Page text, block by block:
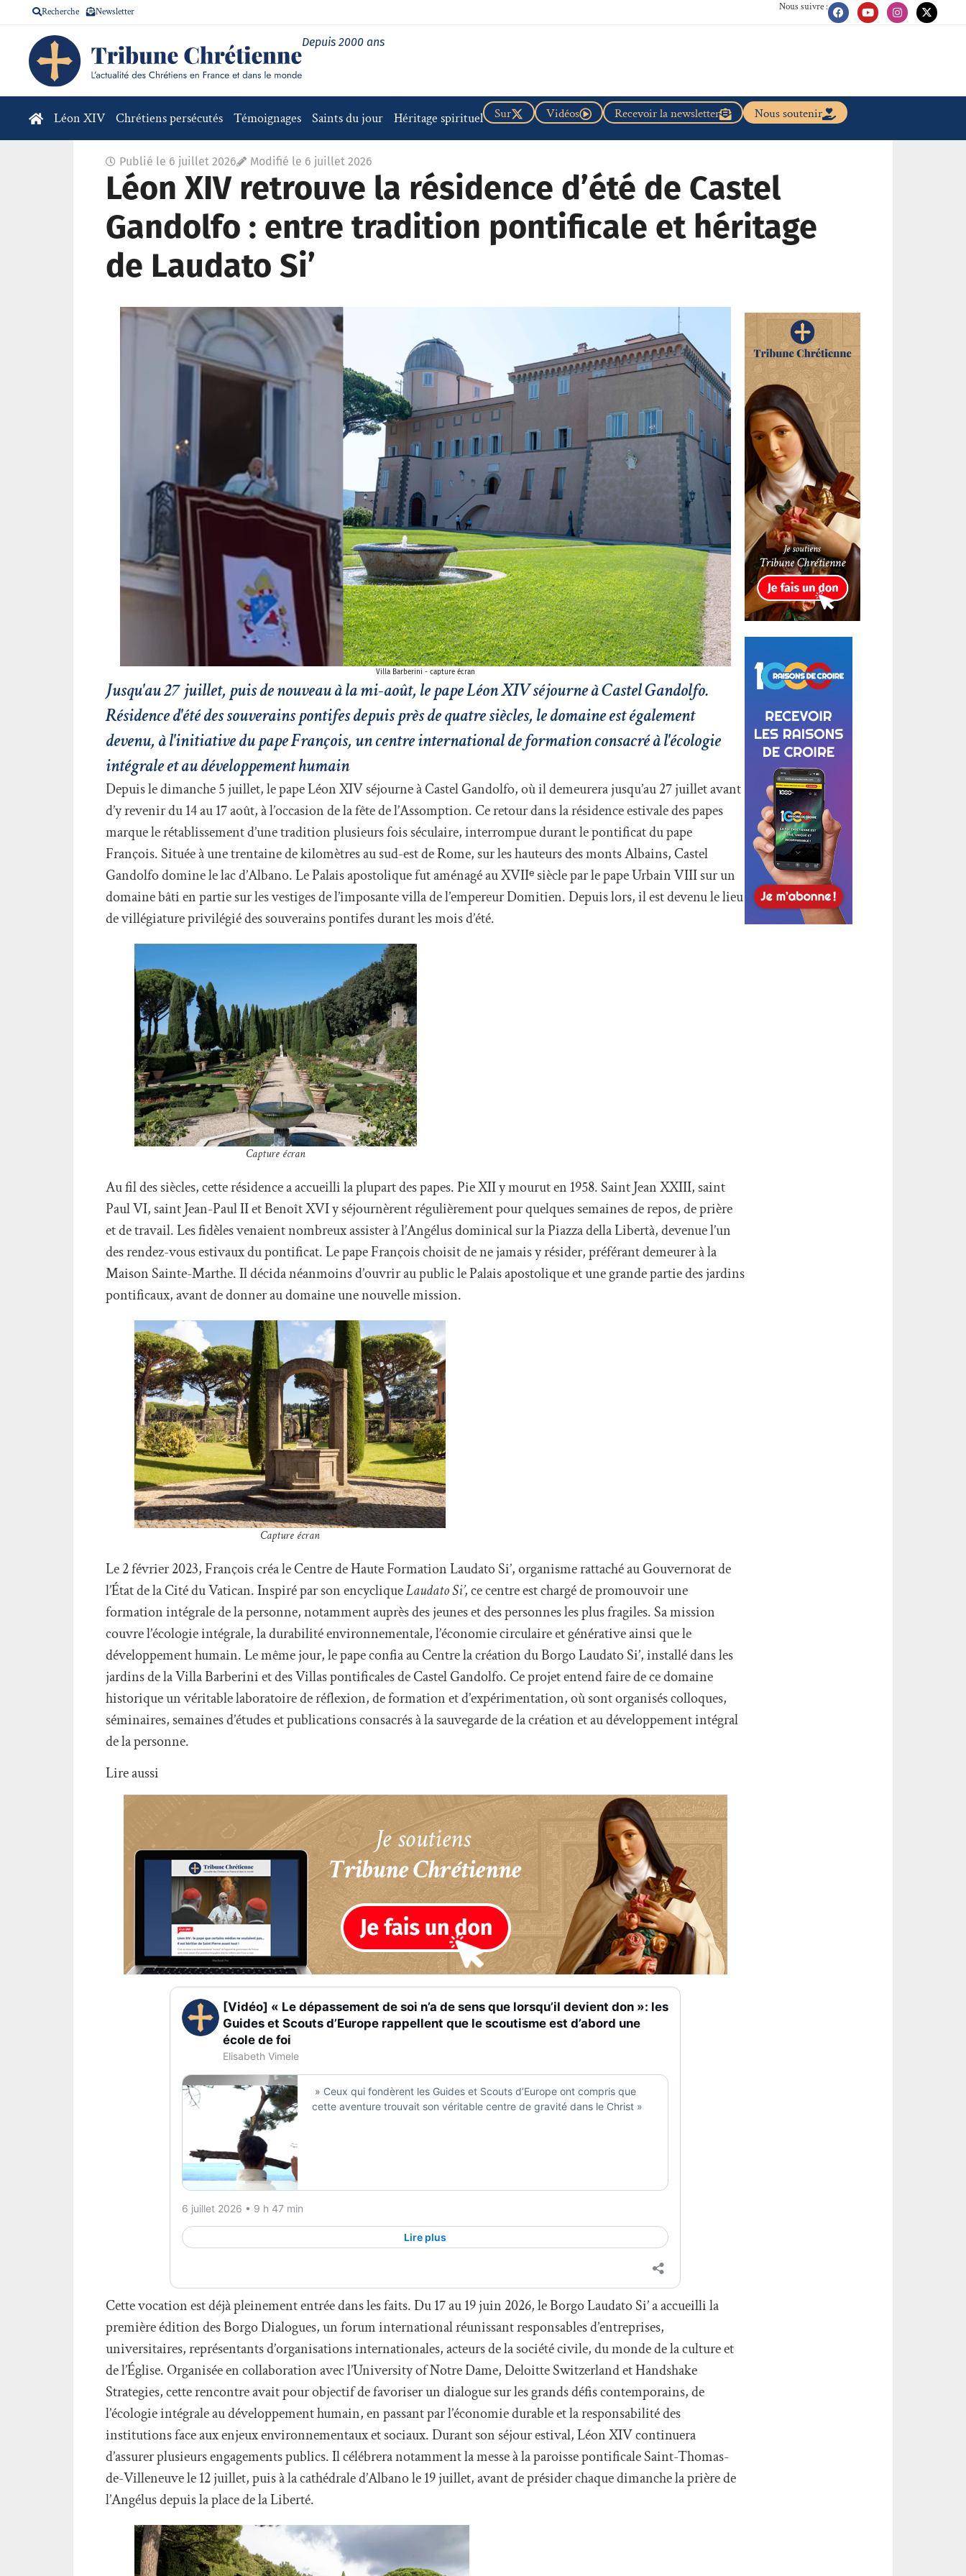
Recherche Newsletter Nous suivre :
Depuis 2000 ans
Léon XIV Chrétiens persécutés Témoignages Saints du jour Héritage spirituel Nous soutenir
Recevoir la newsletter
Vidéos
Sur
Publié le 6 juillet 2026 Modifié le 6 juillet 2026
Léon XIV retrouve la résidence d’été de Castel
Gandolfo : entre tradition pontificale et héritage
de Laudato Si’
Villa Barberini - capture écran
Jusqu'au 27 juillet, puis de nouveau à la mi-août, le pape Léon XIV séjourne à Castel Gandolfo.
Résidence d'été des souverains pontifes depuis près de quatre siècles, le domaine est également
devenu, à l'initiative du pape François, un centre international de formation consacré à l'écologie
intégrale et au développement humain
Depuis le dimanche 5 juillet, le pape Léon XIV séjourne à Castel Gandolfo, où il demeurera jusqu’au 27 juillet avant
d’y revenir du 14 au 17 août, à l’occasion de la fête de l’Assomption. Ce retour dans la résidence estivale des papes
marque le rétablissement d’une tradition plusieurs fois séculaire, interrompue durant le pontificat du pape
François. Située à une trentaine de kilomètres au sud-est de Rome, sur les hauteurs des monts Albains, Castel
Gandolfo domine le lac d’Albano. Le Palais apostolique fut aménagé au XVIIᵉ siècle par le pape Urbain VIII sur un
domaine bâti en partie sur les vestiges de l’imposante villa de l’empereur Domitien. Depuis lors, il est devenu le lieu
de villégiature privilégié des souverains pontifes durant les mois d’été.
Capture écran
Au fil des siècles, cette résidence a accueilli la plupart des papes. Pie XII y mourut en 1958. Saint Jean XXIII, saint
Paul VI, saint Jean-Paul II et Benoît XVI y séjournèrent régulièrement pour quelques semaines de repos, de prière
et de travail. Les fidèles venaient nombreux assister à l’Angélus dominical sur la Piazza della Libertà, devenue l’un
des rendez-vous estivaux du pontificat. Le pape François choisit de ne jamais y résider, préférant demeurer à la
Maison Sainte-Marthe. Il décida néanmoins d’ouvrir au public le Palais apostolique et une grande partie des jardins
pontificaux, avant de donner au domaine une nouvelle mission.
Capture écran
Le 2 février 2023, François créa le Centre de Haute Formation Laudato Si’, organisme rattaché au Gouvernorat de
l’État de la Cité du Vatican. Inspiré par son encycliqueLaudato Si’, ce centre est chargé de promouvoir une
formation intégrale de la personne, notamment auprès des jeunes et des personnes les plus fragiles. Sa mission
couvre l’écologie intégrale, la durabilité environnementale, l’économie circulaire et générative ainsi que le
développement humain. Le même jour, le pape confia au Centre la création du Borgo Laudato Si’, installé dans les
jardins de la Villa Barberini et des Villas pontificales de Castel Gandolfo. Ce projet entend faire de ce domaine
historique un véritable laboratoire de réflexion, de formation et d’expérimentation, où sont organisés colloques,
séminaires, semaines d’études et publications consacrés à la sauvegarde de la création et au développement intégral
de la personne.
Lire aussi
Cette vocation est déjà pleinement entrée dans les faits. Du 17 au 19 juin 2026, le Borgo Laudato Si’ a accueilli la
première édition des Borgo Dialogues, un forum international réunissant responsables d’entreprises,
universitaires, représentants d’organisations internationales, acteurs de la société civile, du monde de la culture et
de l’Église. Organisée en collaboration avec l’University of Notre Dame, Deloitte Switzerland et Handshake
Strategies, cette rencontre avait pour objectif de favoriser un dialogue sur les grands défis contemporains, de
l’écologie intégrale au développement humain, en passant par l’économie durable et la responsabilité des
institutions face aux enjeux environnementaux et sociaux. Durant son séjour estival, Léon XIV continuera
d’assurer plusieurs engagements publics. Il célébrera notamment la messe à la paroisse pontificale Saint-Thomas-
de-Villeneuve le 12 juillet, puis à la cathédrale d’Albano le 19 juillet, avant de présider chaque dimanche la prière de
l’Angélus depuis la place de la Liberté.